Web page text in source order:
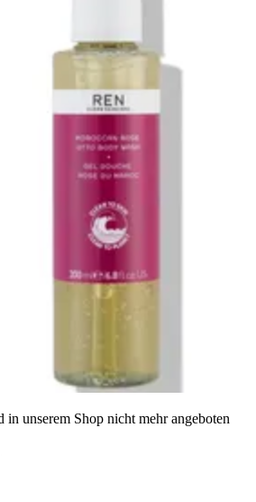
in unserem Shop nicht mehr angeboten